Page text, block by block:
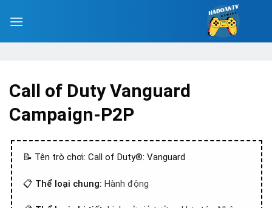
Call of Duty Vanguard
Campaign-P2P
📝 Tên trò chơi: Call of Duty®: Vanguard
📋 Thể loại chung: Hành động